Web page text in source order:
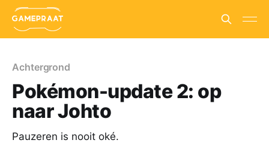
Achtergrond
Pokémon-update 2: op
naar Johto
Pauzeren is nooit oké.